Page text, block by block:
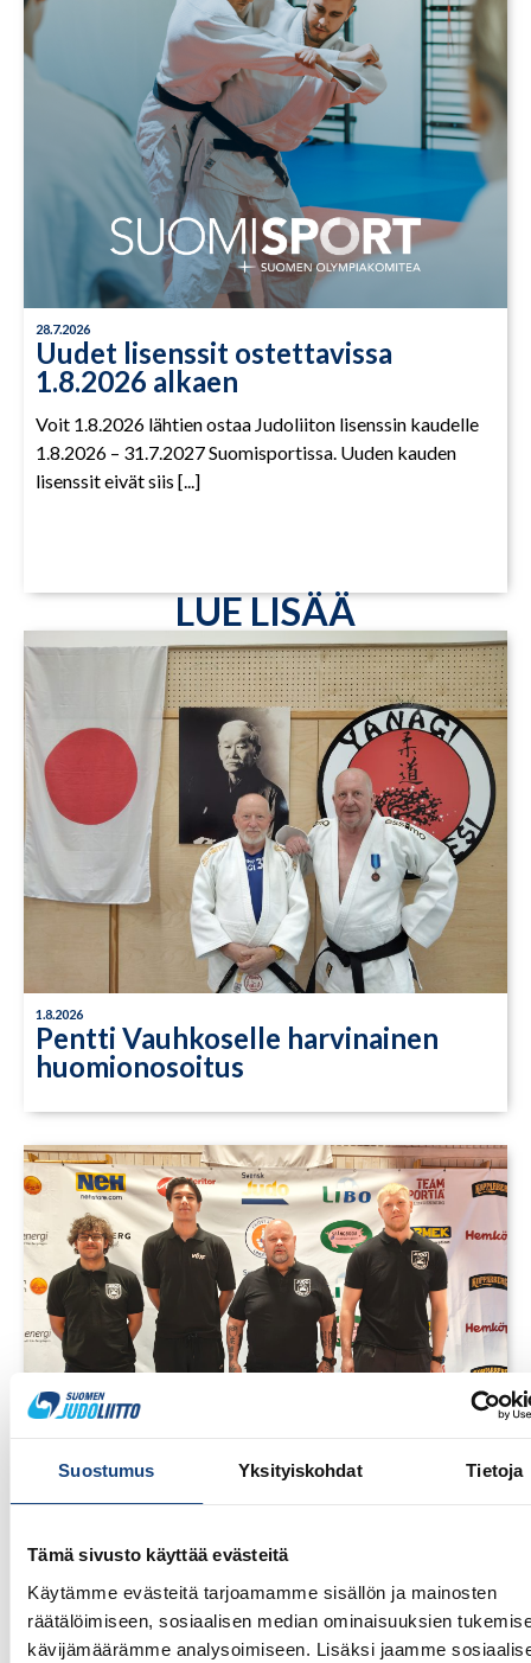
Suostumus Yksityiskohdat Tietoja
Tämä sivusto käyttää evästeitä
Käytämme evästeitä tarjoamamme sisällön ja mainosten
räätälöimiseen, sosiaalisen median ominaisuuksien
kävijämäärämme analysoimiseen. Lisäksi jaamme
28.7.2026
Uudet lisenssit ostettavissa
1.8.2026 alkaen
Voit 1.8.2026 lähtien ostaa Judoliiton lisenssin kaudelle
1.8.2026 – 31.7.2027 Suomisportissa. Uuden kauden
lisenssit eivät siis [...]
LUE LISÄÄ
1.8.2026
Pentti Vauhkoselle harvinainen
huomionosoitus
Tuomariraportti Swedish A-Judo/VI
Open 2026, 14.-17.5.2026,
Lindesberg, Ruotsi